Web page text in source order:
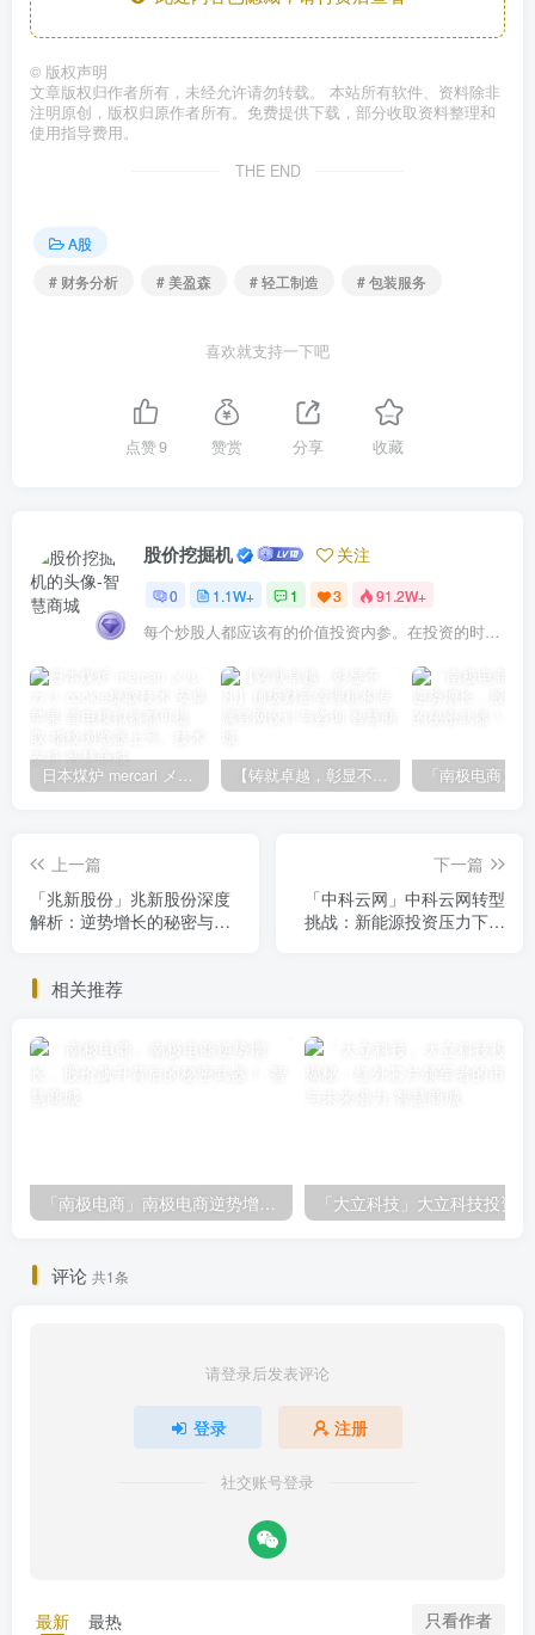
© 版权声明
文章版权归作者所有，未经允许请勿转载。 本站所有软件、资料除非
注明原创，版权归原作者所有。免费提供下载，部分收取资料整理和
使用指导费用。
THE END
A股
# 财务分析
# 美盈森 # 轻工制造 # 包装服务
喜欢就支持一下吧
点赞9 赞赏 分享 收藏
股价挖掘机 关注
0 1.1W+ 1 3 91.2W+
每个炒股人都应该有的价值投资内参。在投资的时候，我们把自己看成是企业分析师——而不是市场分析师，也不是宏观经济分析师，更不是证券分析师。
日本煤炉 mercari メルカリ cookie提取技术 安卓 苹果 雷电模拟器都可提取,指纹浏览器上号。技术支持 【铸就卓越，彰显不凡】顶级财富管理机构专属官网设计与咨询
上一篇
「兆新股份」兆新股份深度
解析：逆势增长的秘密与投
下一篇
「中科云网」中科云网转型
挑战：新能源投资压力下的
相关推荐
「南极电商」南极电商逆势增长，股价飙升背后的秘密武器！
评论 共1条
请登录后发表评论
登录 注册
社交账号登录
最新 最热 只看作者